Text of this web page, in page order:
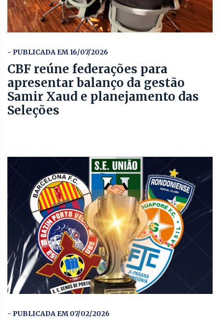
- PUBLICADA EM 16/07/2026
CBF reúne federações para
apresentar balanço da gestão
Samir Xaud e planejamento das
Seleções
- PUBLICADA EM 07/02/2026